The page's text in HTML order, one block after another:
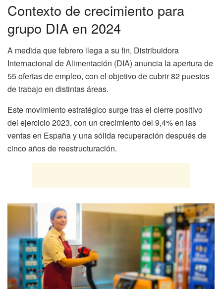
Contexto de crecimiento para
grupo DIA en 2024
A medida que febrero llega a su fin, Distribuidora
Internacional de Alimentación (DIA) anuncia la apertura de
55 ofertas de empleo, con el objetivo de cubrir 82 puestos
de trabajo en distintas áreas.
Este movimiento estratégico surge tras el cierre positivo
del ejercicio 2023, con un crecimiento del 9,4% en las
ventas en España y una sólida recuperación después de
cinco años de reestructuración.